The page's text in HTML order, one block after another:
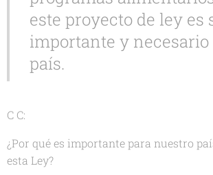
este proyecto de ley es
importante y
país.
C C:
¿Por qué es importante para nuestro
esta Ley?